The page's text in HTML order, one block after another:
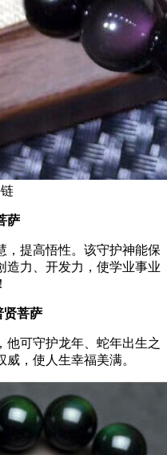
萨
，提高悟性。该守护神能保
造力、开发力，使学业事业
贤菩萨
他可守护龙年、蛇年出生之
，使人生幸福美满。